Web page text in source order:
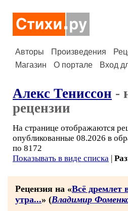
Авторы Произведения
Магазин
О портале Вход
Алекс Тениссон -
рецензии
На странице отображаются
опубликованные 08.2026 в
по 8172
Показывать в виде списка |
Рецензия на «Всё дремлет
утра...» (Владимир